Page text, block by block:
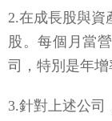
2.在成長股與資
股。每個月當
司，特別是年增
3.針對上述公司